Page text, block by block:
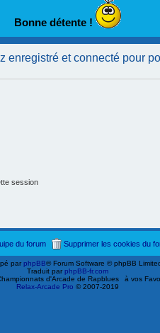
Bonne détente !
enregistré et connecté pour
session
Supprimer les cookies du
du forum
parphpBB® Forum Software © phpBB
Traduit parphpBB-fr.com
d'Arcade de Rapblues
à vos
Relax-Arcade Pro © 2007-2019